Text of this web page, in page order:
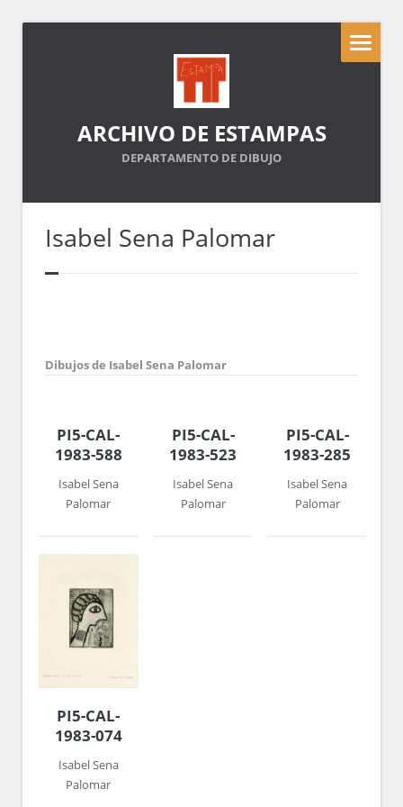
ARCHIVO DE ESTAMPAS
DEPARTAMENTO DE DIBUJO
Isabel Sena Palomar
Dibujos de Isabel Sena Palomar
PI5-CAL-
1983-588
Isabel Sena
Palomar
PI5-CAL-
1983-523
Isabel Sena
Palomar
PI5-CAL-
1983-285
Isabel Sena
Palomar
PI5-CAL-
1983-074
Isabel Sena
Palomar